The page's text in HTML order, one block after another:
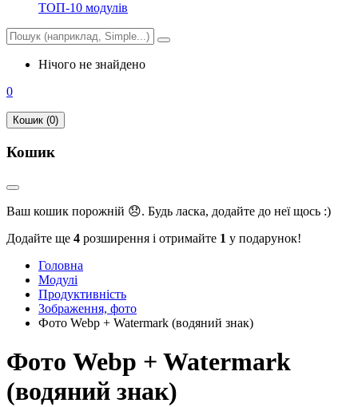
ТОП-10 модулів
Нічого не знайдено
0
Кошик (0)
Кошик
Ваш кошик порожній 😞. Будь ласка, додайте до неї щось :)
Додайте ще 4 розширення і отримайте 1 у подарунок!
Головна
Модулі
Продуктивність
Зображення, фото
Фото Webp + Watermark (водяний знак)
Фото Webp + Watermark
(водяний знак)